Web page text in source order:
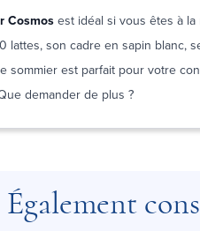
Cosmosest idéal si vous êtes à
lattes, son cadre en sapin blanc,
sommier est parfait pour votre
demander de plus ?
Également